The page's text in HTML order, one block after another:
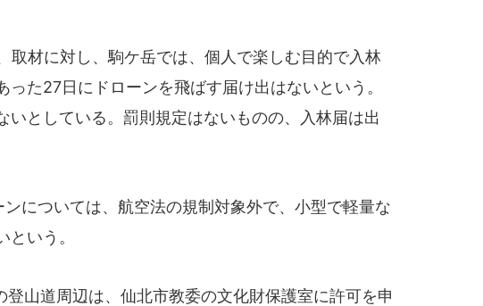
材に対し、駒ケ岳では、個人で楽しむ目的で入林
た27日にドローンを飛ばす届け出はないという。
いとしている。罰則規定はないものの、入林届は出
については、航空法の規制対象外で、小型で軽量な
いう。
山道周辺は、仙北市教委の文化財保護室に許可を申